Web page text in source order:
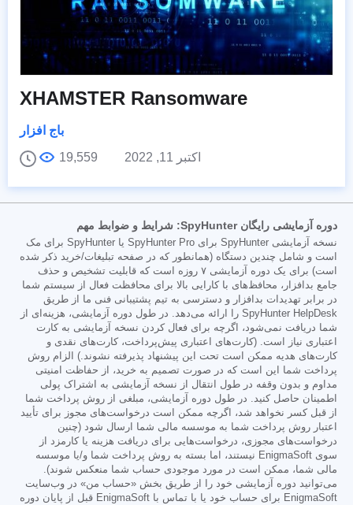
XHAMSTER Ransomware
باج افزار
اکتبر 11, 2022
19,559
دوره آزمایشی رایگان SpyHunter: شرایط و ضوابط مهم
نسخه آزمایشی SpyHunter برای SpyHunter Pro یا SpyHunter برای مک
است و شامل چندین دستگاه (همانطور که در صفحه تبلیغات/خرید ذکر شده
است) برای یک دوره آزمایشی ۷ روزه است که قابلیت تشخیص و حذف
جامع بدافزار، محافظ‌های با کارایی بالا برای محافظت فعال از سیستم شما
در برابر تهدیدات بدافزار و دسترسی به تیم پشتیبانی فنی ما از طریق
SpyHunter HelpDesk را ارائه می‌دهد. در طول دوره آزمایشی، هزینه‌ای از
شما دریافت نمی‌شود، اگرچه برای فعال کردن نسخه آزمایشی به کارت
اعتباری نیاز است. (کارت‌های اعتباری پیش‌پرداخت، کارت‌های نقدی و
کارت‌های هدیه ممکن است تحت این پیشنهاد پذیرفته نشوند.) الزام روش
پرداخت شما این است که در صورت تصمیم به خرید، از حفاظت امنیتی
مداوم و بدون وقفه در طول انتقال از نسخه آزمایشی به اشتراک پولی
اطمینان حاصل کنید. در طول دوره آزمایشی، مبلغی از روش پرداخت شما
از قبل کسر نخواهد شد، اگرچه ممکن است درخواست‌های مجوز برای تأیید
اعتبار روش پرداخت شما به موسسه مالی شما ارسال شود (چنین
درخواست‌های مجوزی، درخواست‌هایی برای دریافت هزینه یا کارمزد از
سوی EnigmaSoft نیستند، اما بسته به روش پرداخت شما و/یا موسسه
مالی شما، ممکن است در مورد موجودی حساب شما منعکس شوند).
می‌توانید دوره آزمایشی خود را از طریق بخش «حساب من» در وب‌سایت
EnigmaSoft برای حساب خود یا با تماس با EnigmaSoft قبل از پایان دوره